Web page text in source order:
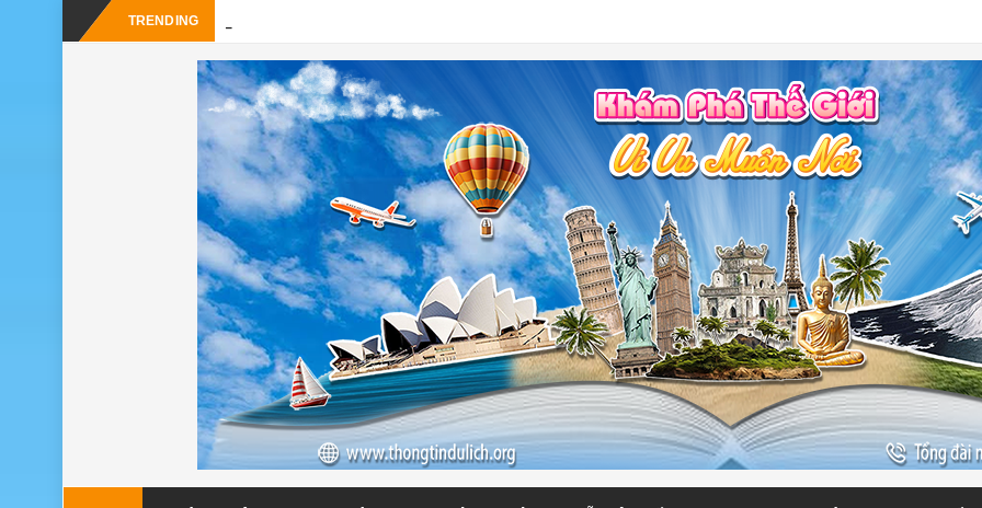
TRENDING